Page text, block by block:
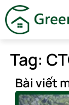
Tag:
Bài viết